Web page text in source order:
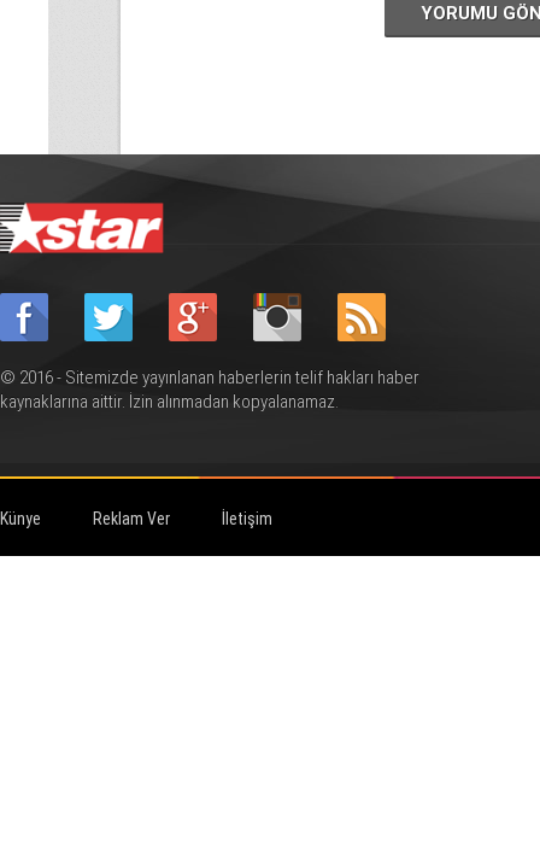
YORUMU
© 2016 - Sitemizde yayınlanan haberlerin telif hakları haber
kaynaklarına aittir. İzin alınmadan kopyalanamaz.
Künye Reklam Ver İletişim